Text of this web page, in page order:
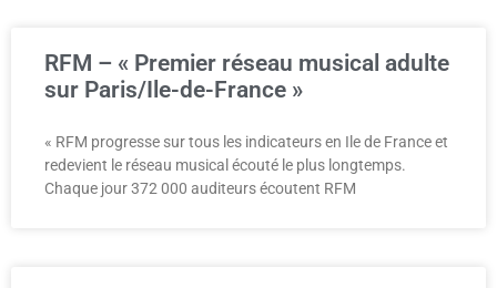
RFM – « Premier réseau musical adulte
sur Paris/Ile-de-France »
« RFM progresse sur tous les indicateurs en Ile de France et
redevient le réseau musical écouté le plus longtemps.
Chaque jour 372 000 auditeurs écoutent RFM